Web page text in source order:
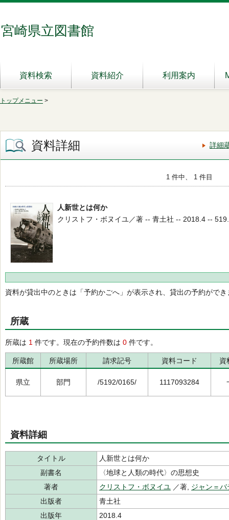
宮崎県立図書館
資料検索 資料紹介 利用案内
トップメニュー >
資料詳細 詳細
1 件中、 1 件目
人新世とは何か
クリストフ・ボヌイユ／著 -- 青土社 -- 2018.4 --
資料が貸出中のときは「予約かごへ」が表示され、貸出の予約ができ
所蔵
所蔵は 1 件です。現在の予約件数は 0 件です。
所蔵館 所蔵場所 請求記号 資料コード 資
県立 部門 /5192/0165/ 1117093284
資料詳細
タイトル
人新世とは何か
副書名
〈地球と人類の時代〉の思想史
著者
クリストフ・ボヌイユ ／著, ジャン＝
出版者
青土社
出版年
2018.4